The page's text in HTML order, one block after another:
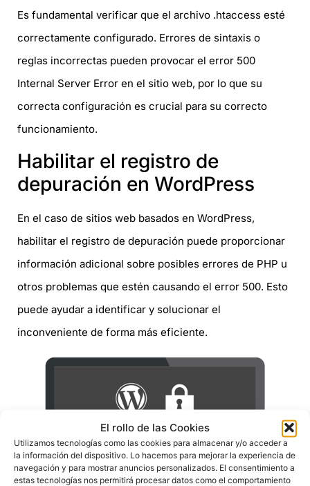
El rollo de las Cookies
Utilizamos tecnologías como las cookies para almacenar y/o acceder a
la información del dispositivo. Lo hacemos para mejorar la experiencia de
navegación y para mostrar anuncios personalizados. El consentimiento a
estas tecnologías nos permitirá procesar datos como el comportamiento
Es fundamental verificar que el archivo .htaccess esté
correctamente configurado. Errores de sintaxis o
reglas incorrectas pueden provocar el error 500
Internal Server Error en el sitio web, por lo que su
correcta configuración es crucial para su correcto
funcionamiento.
Habilitar el registro de
depuración en WordPress
En el caso de sitios web basados en WordPress,
habilitar el registro de depuración puede proporcionar
información adicional sobre posibles errores de PHP u
otros problemas que estén causando el error 500. Esto
puede ayudar a identificar y solucionar el
inconveniente de forma más eficiente.